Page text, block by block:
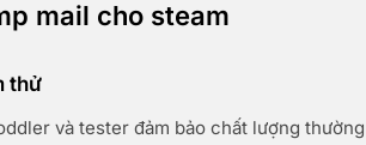
mail cho steam
thử
và tester đảm bảo chất lượng